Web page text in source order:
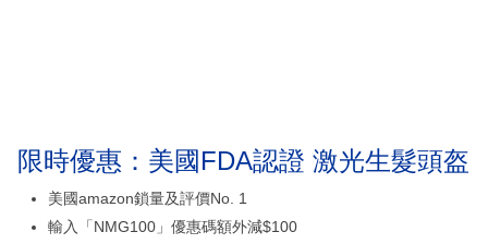
限時優惠：美國FDA認證 激光生髮頭盔
美國amazon鎖量及評價No. 1
輸入「NMG100」優惠碼額外減$100